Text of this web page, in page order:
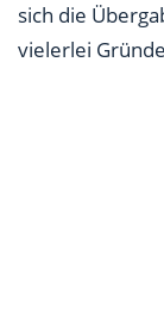
sich die
vielerlei